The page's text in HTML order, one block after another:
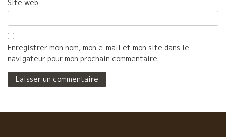
Site web
Enregistrer mon nom, mon e-mail et mon site dans le
navigateur pour mon prochain commentaire.